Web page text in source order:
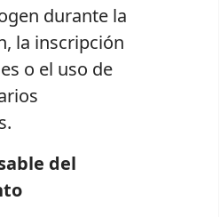
durante la
la inscripción
o el uso de
del